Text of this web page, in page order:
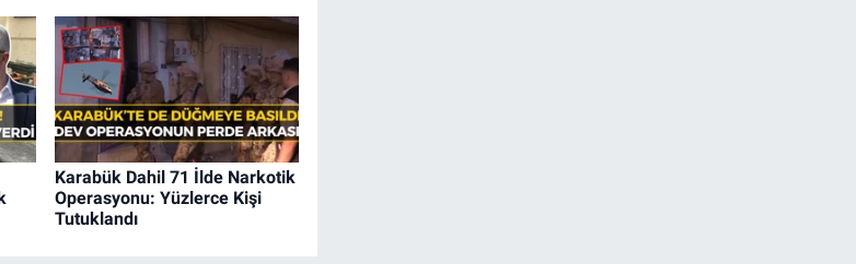
Karabük Dahil 71 İlde Narkotik
Operasyonu: Yüzlerce Kişi
Tutuklandı